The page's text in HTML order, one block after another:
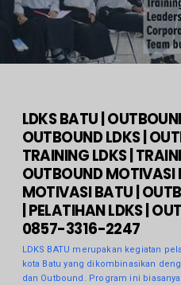
LDKS BATU |
OUTBOUND LDKS |
TRAINING LDKS |
OUTBOUND
MOTIVASI BATU |
| PELATIHAN LDKS |
0857-3316-2247
LDKS BATU merupakan kegiatan
kota Batu yang dikombinasikan
dan Outbound. Program ini